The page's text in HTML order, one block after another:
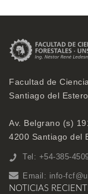
Facultad de
Santiago del Estero
Av. Belgrano (s)
4200 Santiago del
Tel: +54-385-
Email: info-
NOTICIAS